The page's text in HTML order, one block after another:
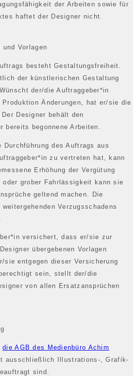
der Arbeiten sowie für
haftet der Designer nicht.
Vorlagen
besteht Gestaltungsfreiheit.
der künstlerischen Gestaltung
der/die Auftraggeber*in
Produktion Änderungen, hat er/sie die
Designer behält den
bereits begonnene Arbeiten.
Durchführung des Auftrags aus
zu vertreten hat, kann
Erhöhung der Vergütung
grober Fahrlässigkeit kann sie
geltend machen. Die
Verzugsschadens
versichert, dass er/sie zur
übergebenen Vorlagen
entgegen dieser Versicherung
sein, stellt der/die
von allen Ersatzansprüchen
die AGB des Medienbüro Achim
ausschließlich Illustrations-, Grafik-
sind.